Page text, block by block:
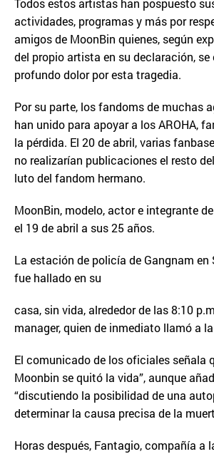
actividades, programas y más por
amigos de MoonBin quienes, según
del propio artista en su declaración, se
profundo dolor por esta tragedia.
Por su parte, los fandoms de muchas
han unido para apoyar a los AROHA,
la pérdida. El 20 de abril, varias
no realizarían publicaciones el resto
luto del fandom hermano.
MoonBin, modelo, actor e integrante
el 19 de abril a sus 25 años.
La estación de policía de Gangnam en
fue hallado en su
casa, sin vida, alrededor de las 8:10
manager, quien de inmediato llamó a
El comunicado de los oficiales señala
Moonbin se quitó la vida”, aunque
“discutiendo la posibilidad de una
determinar la causa precisa de la
Horas después, Fantagio, compañía a